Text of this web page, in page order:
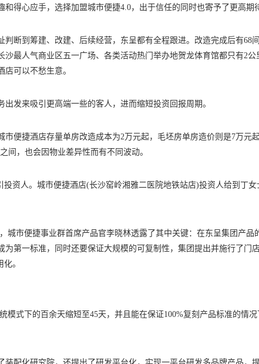
得心应手，选择加盟城市便捷4.0，出于信任的同时也寄予了更高期
断到筹建、改建、后续经营，东呈都有全程跟进。改造完成后有68
最人气商业区五一广场、各类活动热门举办地贺龙体育馆都只有2公
可以不愁生意。
发来吸引更高端一些的客人，进而缩短投资回报周期。
便捷酒店存量单房改造成本为2万元起，毛坯房单房造价则是7万元
间，也会因物业差异性而有不同波动。
资人。城市便捷酒店(长沙窑岭湘雅二医院地铁站店)投资人给到丁女
城市便捷事业群首席产品官李晓林透露了其中关键：在东呈集团产品
第一标准，同时还要保证大规模的可复制性，集团提出并施行了门
。
式下的百余天缩短至45天，并且能在保证100%复刻产品标准的情况